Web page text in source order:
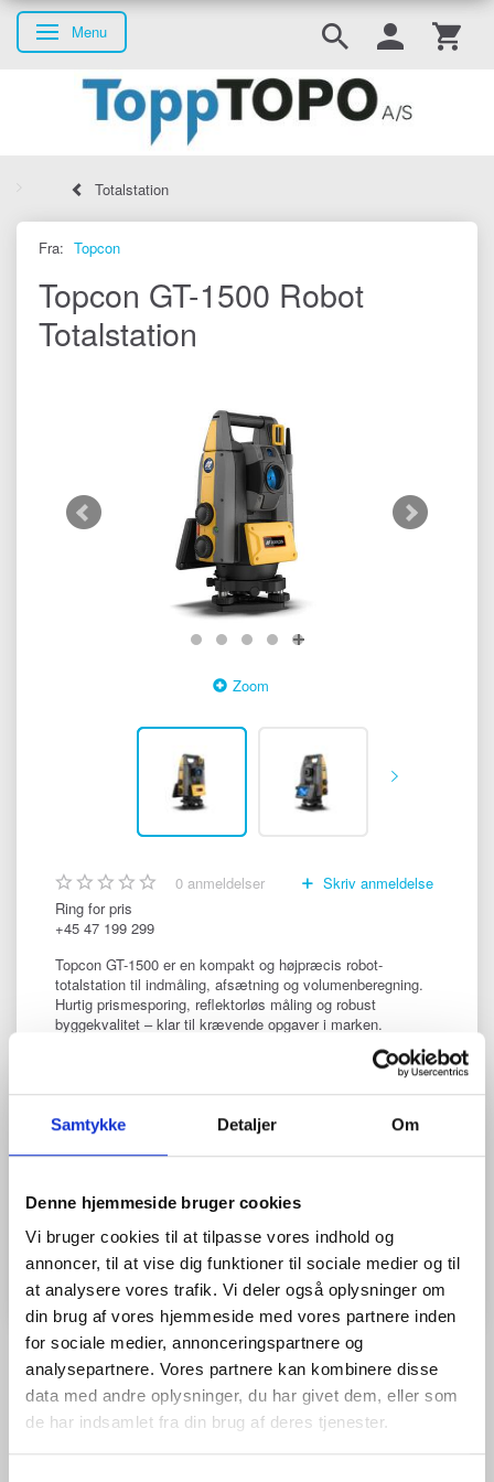
Samtykke Detaljer Om
Denne hjemmeside bruger cookies
Vi bruger cookies til at tilpasse vores indhold og
annoncer, til at vise dig funktioner til sociale medier og til
at analysere vores trafik. Vi deler også oplysninger om
din brug af vores hjemmeside med vores partnere inden
for sociale medier, annonceringspartnere og
analysepartnere. Vores partnere kan kombinere disse
data med andre oplysninger, du har givet dem, eller som
de har indsamlet fra din brug af deres tjenester.
Skifte navigation
Menu
Totalstation
Fra: Topcon
Topcon GT-1500 Robot
Totalstation
Zoom
0 anmeldelser
Skriv anmeldelse
Ring for pris
+45 47 199 299
Topcon GT-1500 er en kompakt og højpræcis robot-
totalstation til indmåling, afsætning og volumenberegning.
Hurtig prismesporing, reflektorløs måling og robust
byggekvalitet – klar til krævende opgaver i marken.
5 års garanti på motorerne. 3 års garanti på
instrumentet.
Kompatibel med Topcon Field, Digital Layout og
Pocket3D.
Model/varenr.: GT-1500
BESKRIVELSE ANMELDELSER (0)